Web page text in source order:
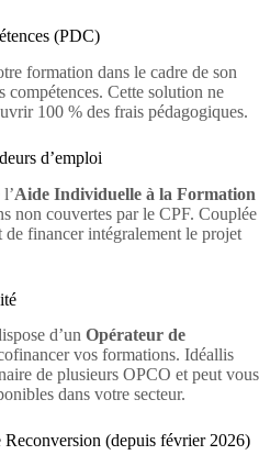
(PDC)
formation dans le cadre de son
compétences. Cette solution ne
100 % des frais pédagogiques.
d’emploi
Aide Individuelle à la Formation
non couvertes par le CPF. Couplée
de financer intégralement le projet
d’un Opérateur de
vos formations. Idéallis
de plusieurs OPCO et peut vous
dans votre secteur.
(depuis février 2026)